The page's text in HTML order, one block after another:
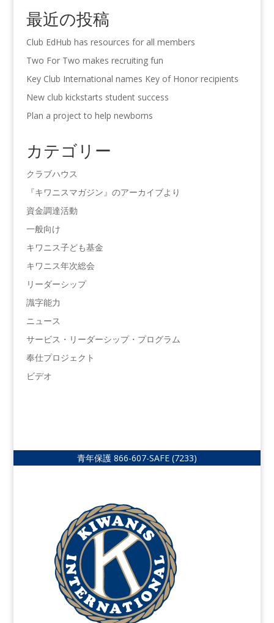
最近の投稿
Club EdHub has resources for all members
Two For Two makes recruiting fun
Key Club International names Key of Honor recipients
New club kickstarts student success
Plan a project to help newborns
カテゴリー
クラブハウス
『キワニスマガジン』のアーカイブより
資金調達活動
一般向け
キワニス子ども基金
キワニス年次総会
リーダーシップ
識字能力
ニュース
サービス・リーダーシップ・プログラム
奉仕プロジェクト
ビデオ
青年保護 866-607-SAFE (7233)